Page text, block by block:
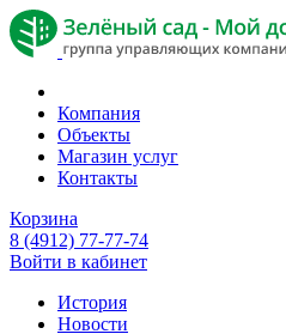
Компания
Объекты
Магазин услуг
Контакты
Корзина
8 (4912) 77-77-74
Войти в кабинет
История
Новости